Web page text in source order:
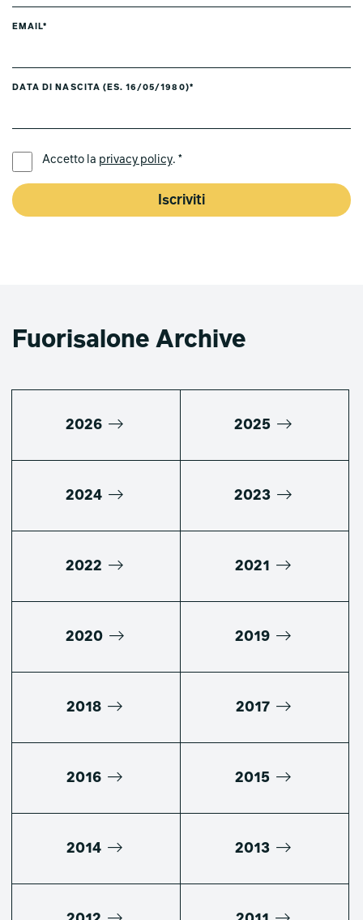
EMAIL*
DATA DI NASCITA (ES. 16/05/1980)*
Accetto la privacy policy. *
Iscriviti
Fuorisalone Archive
2026 2025
2024 2023
2022 2021
2020 2019
2018 2017
2016 2015
2014 2013